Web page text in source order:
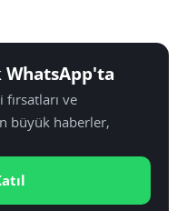
WhatsApp'ta
ve
büyük haberler,